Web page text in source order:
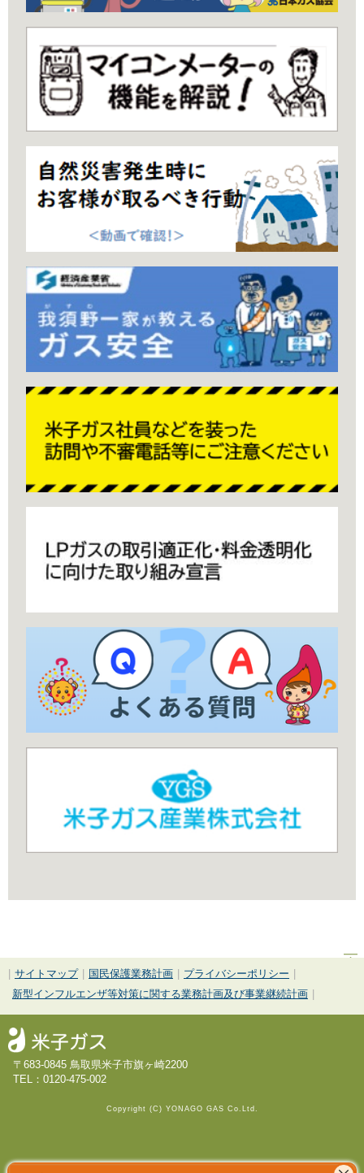
| サイトマップ | 国民保護業務計画 | プライバシーポリシー |
新型インフルエンザ等対策に関する業務計画及び事業継続計画 |
〒683-0845 鳥取県米子市旗ヶ崎2200
TEL：0120-475-002
Copyright (C) YONAGO GAS Co.Ltd.